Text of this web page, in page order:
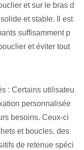
et sur le bras d
et stable. Il est
suffisamment p
et éviter tout
: Certains utilisateu
personnalisée
besoins. Ceux-ci
et boucles, des
de retenue spéci